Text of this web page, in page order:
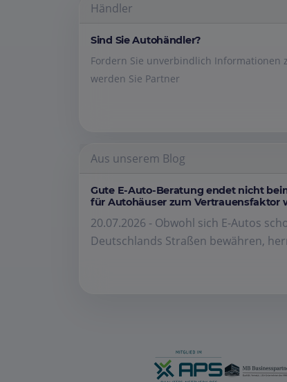
Händler
Sind Sie Autohändler?
Fordern Sie unverbindlich Informationen
werden Sie Partner
Aus unserem Blog
Gute E-Auto-Beratung endet nicht
für Autohäuser zum Vertrauensfaktor
20.07.2026 - Obwohl sich E-Autos
Deutschlands Straßen bewähren,